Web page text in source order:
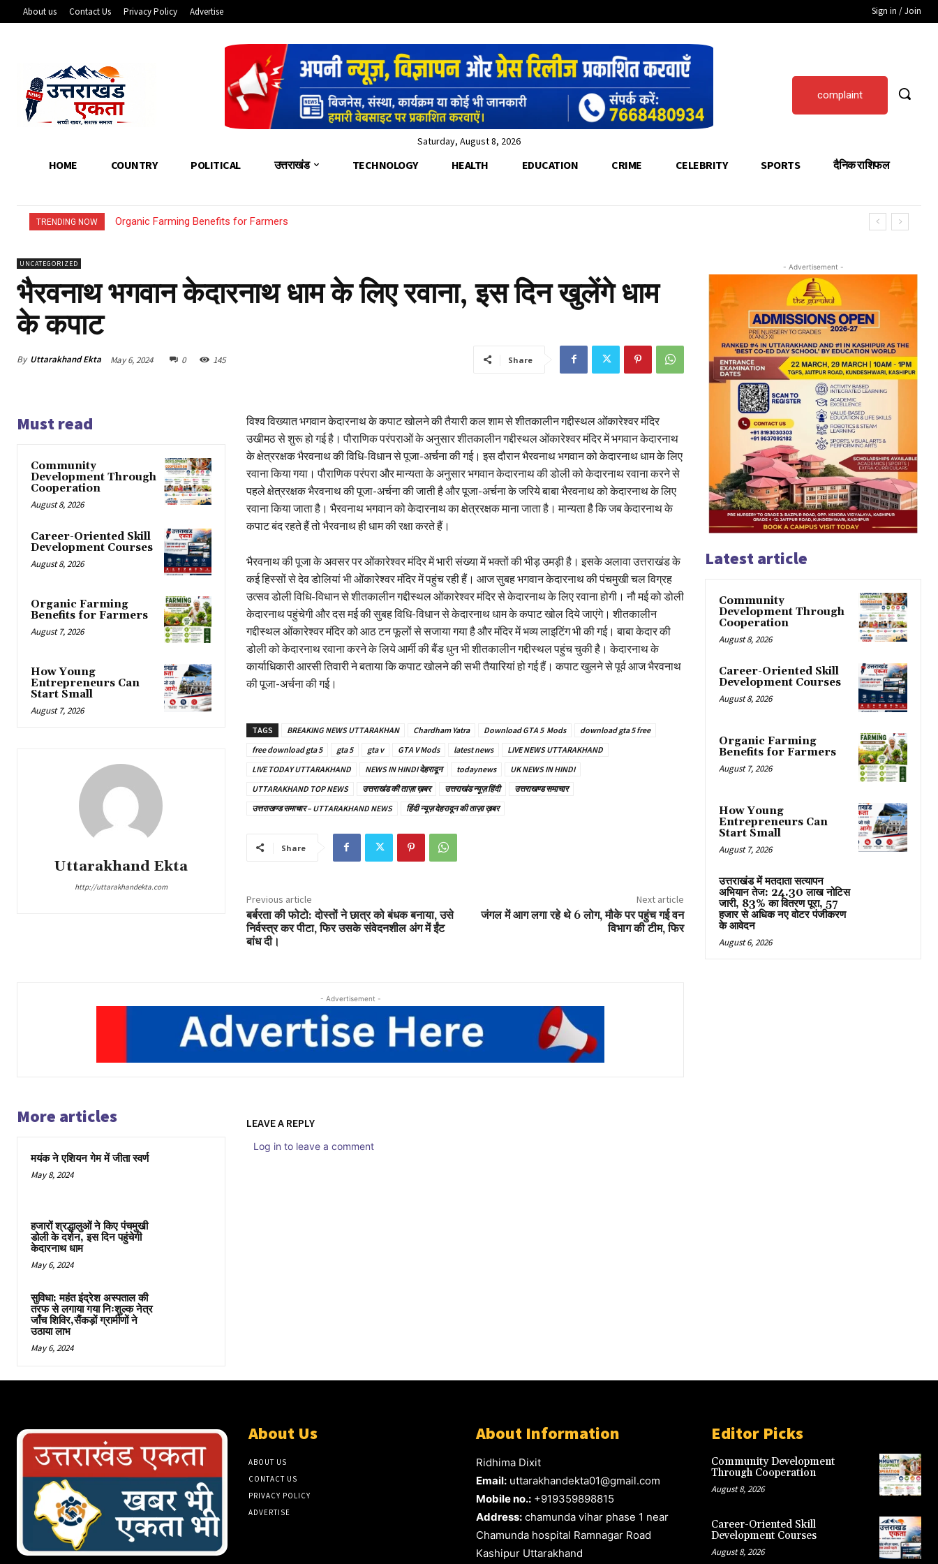
About us Contact Us Privacy Policy Advertise Sign in / Join
Saturday, August 8, 2026
complaint
HOME COUNTRY POLITICAL उत्तराखंड TECHNOLOGY HEALTH EDUCATION CRIME CELEBRITY SPORTS दैनिक राशिफल
TRENDING NOW Organic Farming Benefits for Farmers
UNCATEGORIZED
भैरवनाथ भगवान केदारनाथ धाम के लिए रवाना, इस दिन खुलेंगे धाम
के कपाट
By Uttarakhand Ekta May 6, 2024 0 145 Share
Must read
Community
Development Through
Cooperation
August 8, 2026
Career-Oriented Skill
Development Courses
August 8, 2026
Organic Farming
Benefits for Farmers
August 7, 2026
How Young
Entrepreneurs Can
Start Small
August 7, 2026
Uttarakhand Ekta
http://uttarakhandekta.com
विश्व विख्यात भगवान केदारनाथ के कपाट खोलने की तैयारी कल शाम से शीतकालीन गद्दीस्थल ओंकारेश्वर मंदिर
उखीमठ से शुरू हो गई है। पौराणिक परंपराओं के अनुसार शीतकालीन गद्दीस्थल ओंकारेश्वर मंदिर में भगवान केदारनाथ
के क्षेत्ररक्षक भैरवनाथ की विधि-विधान से पूजा-अर्चना की गई। इस दौरान भैरवनाथ भगवान को केदारनाथ धाम के लिए
रवाना किया गया। पौराणिक परंपरा और मान्यता के अनुसार भगवान केदारनाथ की डोली को केदारनाथ रवाना करने से
पहले क्षेत्ररक्षक भैरवनाथ की पूजा-अर्चना की जाती है और पूजा-अर्चना के जरिये बाबा भैरवनाथ को केदारनाथ के लिए
रवाना किया जाता है। भैरवनाथ भगवान को केदारनाथ का क्षेत्ररक्षक माना जाता है। मान्यता है कि जब केदारनाथ के
कपाट बंद रहते हैं तो भैरवनाथ ही धाम की रक्षा करते हैं।
भैरवनाथ की पूजा के अवसर पर ओंकारेश्वर मंदिर में भारी संख्या में भक्तों की भीड़ उमड़ी है। इसके अलावा उत्तराखंड के
कई हिस्सों से देव डोलियां भी ओंकारेश्वर मंदिर में पहुंच रही हैं। आज सुबह भगवान केदारनाथ की पंचमुखी चल विग्रह
उत्सव डोली विधि-विधान से शीतकालीन गद्दीस्थल ओंकारेश्वर मंदिर से केदारनाथ के लिए रवाना होगी। नौ मई को डोली
केदारनाथ पहुंचेगी और दस मई की सुबह विधि-विधान से केदारनाथ धाम के कपाट खोल दिये जाएंगे। शीतकालीन
गद्दीस्थल ओंकारेश्वर मंदिर को आठ टन फूलों से सजाया गया है और मंदिर में भव्य लाइटिंग भी की गई। बाबा केदार की
डोली को केदारनाथ रवाना करने के लिये आर्मी की बैंड धुन भी शीतकालीन गद्दीस्थल पहुंच चुकी है। केदारनाथ के
कार्याधिकारी आरसी तिवारी ने बताया कि कपाट खोलने की सभी तैयारियां हो गई हैं। कपाट खुलने से पूर्व आज भैरवनाथ
की पूजा-अर्चना की गई।
TAGS BREAKING NEWS UTTARAKHAN Chardham Yatra Download GTA 5 Mods
download gta 5 free
free download gta 5
gta 5 gta v GTA V Mods latest news
LIVE NEWS UTTARAKHAND
LIVE TODAY UTTARAKHAND
NEWS IN HINDI देहरादून todaynews
UK NEWS IN HINDI
UTTARAKHAND TOP NEWS
उत्तराखंड की ताज़ा ख़बर उत्तराखंड न्यूज़ हिंदी
उत्तराखण्ड समाचार
उत्तराखण्ड समाचार – UTTARAKHAND NEWS
हिंदी न्यूज़ देहरादून की ताज़ा ख़बर
Share
Previous article
बर्बरता की फोटो: दोस्तों ने छात्र को बंधक बनाया, उसे
निर्वस्त्र कर पीटा, फिर उसके संवेदनशील अंग में ईंट
बांध दी।
Next article
जंगल में आग लगा रहे थे 6 लोग, मौके पर पहुंच गई वन
विभाग की टीम, फिर
- Advertisement -
More articles
मयंक ने एशियन गेम में जीता स्वर्ण
May 8, 2024
हजारों श्रद्धालुओं ने किए पंचमुखी
डोली के दर्शन, इस दिन पहुंचेगी
केदारनाथ धाम
May 6, 2024
सुविधा: महंत इंद्रेश अस्पताल की
तरफ से लगाया गया निःशुल्क नेत्र
जाँच शिविर,सैंकड़ों ग्रामीणों ने
उठाया लाभ
May 6, 2024
LEAVE A REPLY
Log in to leave a comment
- Advertisement -
Latest article
Community
Development Through
Cooperation
August 8, 2026
Career-Oriented Skill
Development Courses
August 8, 2026
Organic Farming
Benefits for Farmers
August 7, 2026
How Young
Entrepreneurs Can
Start Small
August 7, 2026
उत्तराखंड में मतदाता सत्यापन
अभियान तेज: 24.30 लाख नोटिस
जारी, 83% का वितरण पूरा, 57
हजार से अधिक नए वोटर पंजीकरण
के आवेदन
August 6, 2026
About Us
ABOUT US
CONTACT US
PRIVACY POLICY
ADVERTISE
About Information
Ridhima Dixit
Email: uttarakhandekta01@gmail.com
Mobile no.: +919359898815
Address: chamunda vihar phase 1 near
Chamunda hospital Ramnagar Road
Kashipur Uttarakhand
Editor Picks
Community Development
Through Cooperation
August 8, 2026
Career-Oriented Skill
Development Courses
August 8, 2026